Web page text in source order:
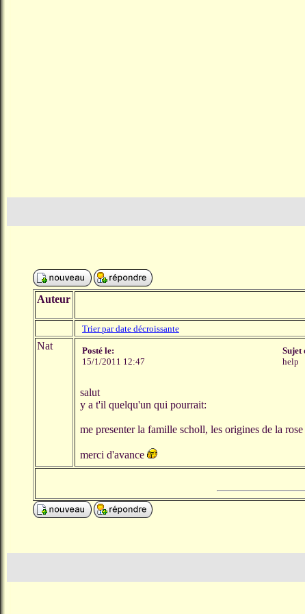
Auteur
Trier par date décroissante
Nat
Posté le:
15/1/2011 12:47
Sujet
help
salut
y a t'il quelqu'un qui pourrait:
me presenter la famille scholl, les origines de la
merci d'avance